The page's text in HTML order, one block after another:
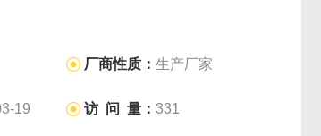
厂商性质：生产厂家
19 访 问 量：331